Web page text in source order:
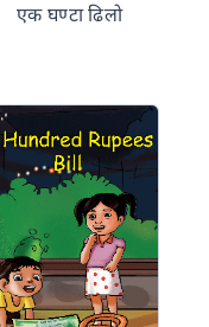
एक घण्टा ढिलो